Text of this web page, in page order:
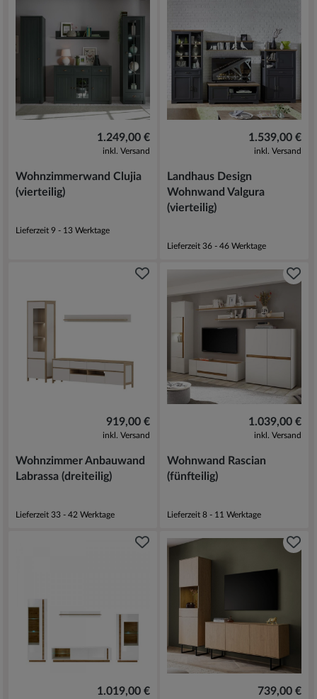
1.249,00 €
inkl. Versand
Wohnzimmerwand Clujia
(vierteilig)
Lieferzeit 9 - 13 Werktage
1.539,00 €
inkl. Versand
Landhaus Design
Wohnwand Valgura
(vierteilig)
Lieferzeit 36 - 46 Werktage
919,00 €
inkl. Versand
Wohnzimmer Anbauwand
Labrassa (dreiteilig)
Lieferzeit 33 - 42 Werktage
1.039,00 €
inkl. Versand
Wohnwand Rascian
(fünfteilig)
Lieferzeit 8 - 11 Werktage
1.019,00 € 739,00 €